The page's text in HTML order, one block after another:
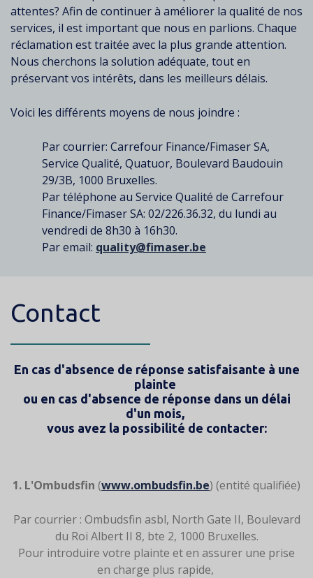
attentes? Afin de continuer à améliorer la qualité de nos
services, il est important que nous en parlions. Chaque
réclamation est traitée avec la plus grande attention.
Nous cherchons la solution adéquate, tout en
préservant vos intérêts, dans les meilleurs délais.
Voici les différents moyens de nous joindre :
Par courrier: Carrefour Finance/Fimaser SA,
Service Qualité, Quatuor, Boulevard Baudouin
29/3B, 1000 Bruxelles.
Par téléphone au Service Qualité de Carrefour
Finance/Fimaser SA: 02/226.36.32, du lundi au
vendredi de 8h30 à 16h30.
Par email: quality@fimaser.be
Contact
Texte
En cas d'absence de réponse satisfaisante à une
plainte
ou en cas d'absence de réponse dans un délai
d'un mois,
vous avez la possibilité de contacter:
1. L'Ombudsfin (www.ombudsfin.be) (entité qualifiée)
Par courrier : Ombudsfin asbl, North Gate II, Boulevard
du Roi Albert II 8, bte 2, 1000 Bruxelles.
Pour introduire votre plainte et en assurer une prise
en charge plus rapide,